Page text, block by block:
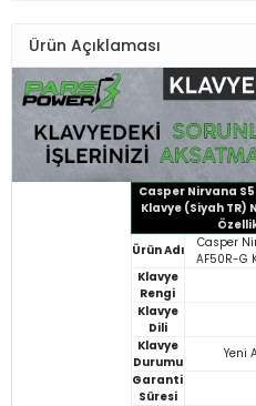
Ürün Açıklaması
Casper Nirvana
Klavye (Siyah TR)
Ürün Adı
Casper
AF50R-G
Klavye
Rengi
Klavye
Dili
Klavye
Durumu
Yeni
Garanti
Süresi